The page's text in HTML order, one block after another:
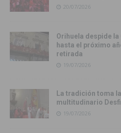
20/07/2026
Orihuela despide
hasta el próximo
retirada
19/07/2026
La tradición toma
multitudinario
19/07/2026